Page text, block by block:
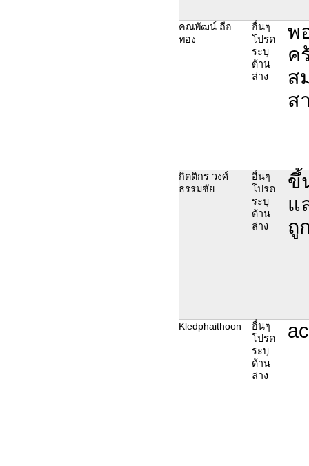
คณพัฒน์ ถือ
ทอง
อื่นๆ
โปรด
ระบุ
ด้าน
ล่าง
พ
ค
ส
ส
กิตติกร วงศ์
ธรรมชัย
อื่นๆ
โปรด
ระบุ
ด้าน
ล่าง
ขึ้
แ
ถู
Kledphaithoon
อื่นๆ
โปรด
ระบุ
ด้าน
ล่าง